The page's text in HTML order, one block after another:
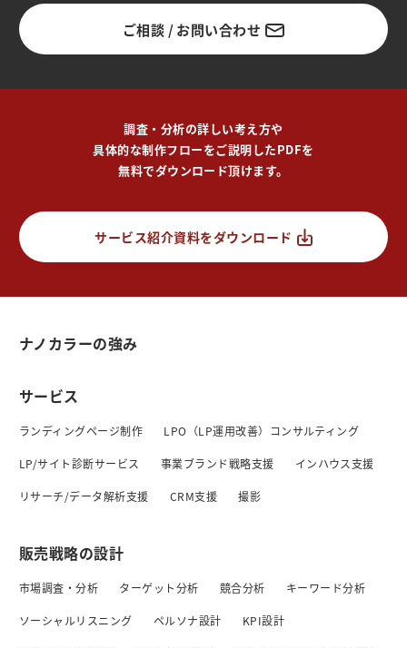
ご相談 / お問い合わせ
調査・分析の詳しい考え方や
具体的な制作フローをご説明したPDFを
無料でダウンロード頂けます。
サービス紹介資料をダウンロード
ナノカラーの強み
サービス
ランディングページ制作 LPO（LP運用改善）コンサルティング
LP/サイト診断サービス 事業ブランド戦略支援 インハウス支援
リサーチ/データ解析支援 CRM支援 撮影
販売戦略の設計
市場調査・分析 ターゲット分析 競合分析 キーワード分析
ソーシャルリスニング ペルソナ設計 KPI設計